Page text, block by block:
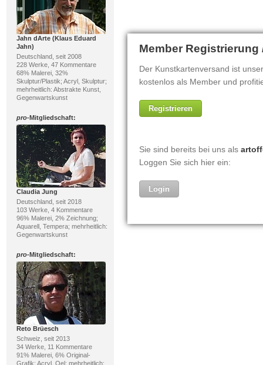
Jahn dArte (Klaus Eduard
Jahn)
Deutschland, seit 2008
228 Werke, 47 Kommentare
68% Malerei, 32%
Skulptur/Plastik; Acryl, Skulptur;
mehrheitlich: Abstrakte Kunst,
Gegenwartskunst
pro-Mitgliedschaft:
Claudia Jung
Deutschland, seit 2018
103 Werke, 4 Kommentare
96% Malerei, 2% Zeichnung;
Aquarell, Tempera; mehrheitlich:
Gegenwartskunst
pro-Mitgliedschaft:
Reto Brüesch
Schweiz, seit 2013
34 Werke, 11 Kommentare
91% Malerei, 6% Original-
Grafik; Acryl, Oel; mehrheitlich: